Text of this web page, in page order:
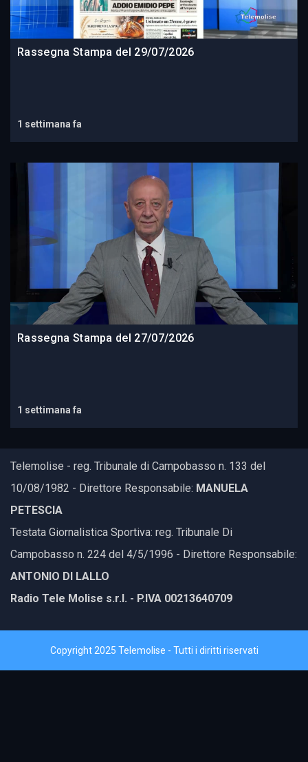
Rassegna Stampa del 29/07/2026
1 settimana fa
Rassegna Stampa del 27/07/2026
1 settimana fa
Telemolise - reg. Tribunale di Campobasso n. 133 del
10/08/1982 - Direttore Responsabile: MANUELA
PETESCIA
Testata Giornalistica Sportiva: reg. Tribunale Di
Campobasso n. 224 del 4/5/1996 - Direttore Responsabile:
ANTONIO DI LALLO
Radio Tele Molise s.r.l. - P.IVA 00213640709
Copyright 2025 Telemolise - Tutti i diritti riservati